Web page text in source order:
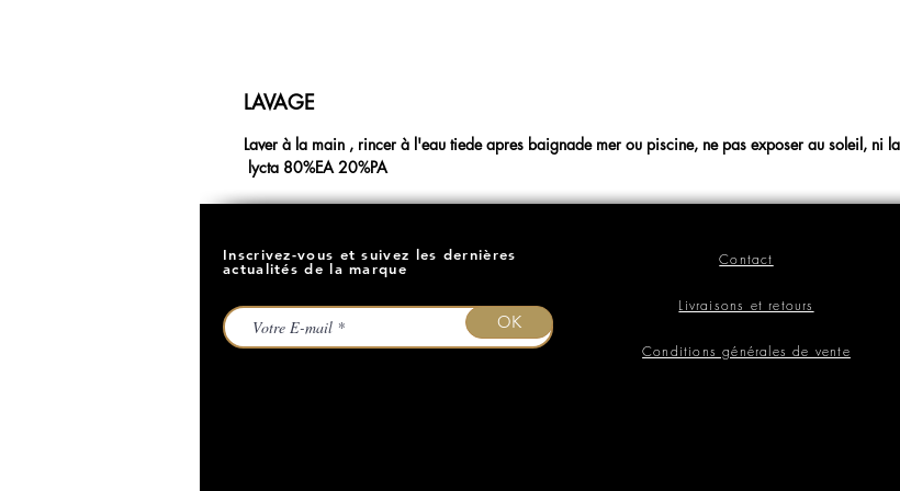
LAVAGE
Laver à la main , rincer à l'eau tiede apres baignade mer ou piscine, ne pas exposer au soleil, ni
lycta 80%EA 20%PA
Inscrivez-vous et suivez les dernières
actualités de la marque
Contact
Livraisons et retours
Conditions générales de vente
OK